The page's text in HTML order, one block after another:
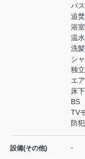
バ
追
浴
温
洗
シ
独
エ
床
BS
TV
防
設備(その他) -